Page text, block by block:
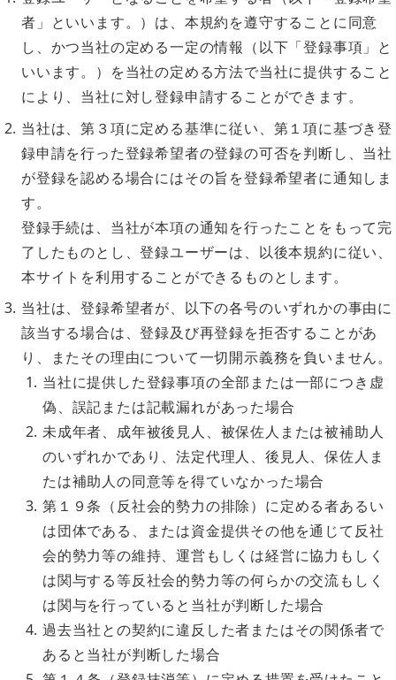
者」といいます。）は、本規約を遵守することに同意
し、かつ当社の定める一定の情報（以下「登録事項」と
いいます。）を当社の定める方法で当社に提供すること
により、当社に対し登録申請することができます。
当社は、第３項に定める基準に従い、第１項に基づき登
録申請を行った登録希望者の登録の可否を判断し、当社
が登録を認める場合にはその旨を登録希望者に通知しま
す。
登録手続は、当社が本項の通知を行ったことをもって完
了したものとし、登録ユーザーは、以後本規約に従い、
本サイトを利用することができるものとします。
当社は、登録希望者が、以下の各号のいずれかの事由に
該当する場合は、登録及び再登録を拒否することがあ
り、またその理由について一切開示義務を負いません。
当社に提供した登録事項の全部または一部につき虚
偽、誤記または記載漏れがあった場合
未成年者、成年被後見人、被保佐人または被補助人
のいずれかであり、法定代理人、後見人、保佐人ま
たは補助人の同意等を得ていなかった場合
第１９条（反社会的勢力の排除）に定める者あるい
は団体である、または資金提供その他を通じて反社
会的勢力等の維持、運営もしくは経営に協力もしく
は関与する等反社会的勢力等の何らかの交流もしく
は関与を行っていると当社が判断した場合
過去当社との契約に違反した者またはその関係者で
あると当社が判断した場合